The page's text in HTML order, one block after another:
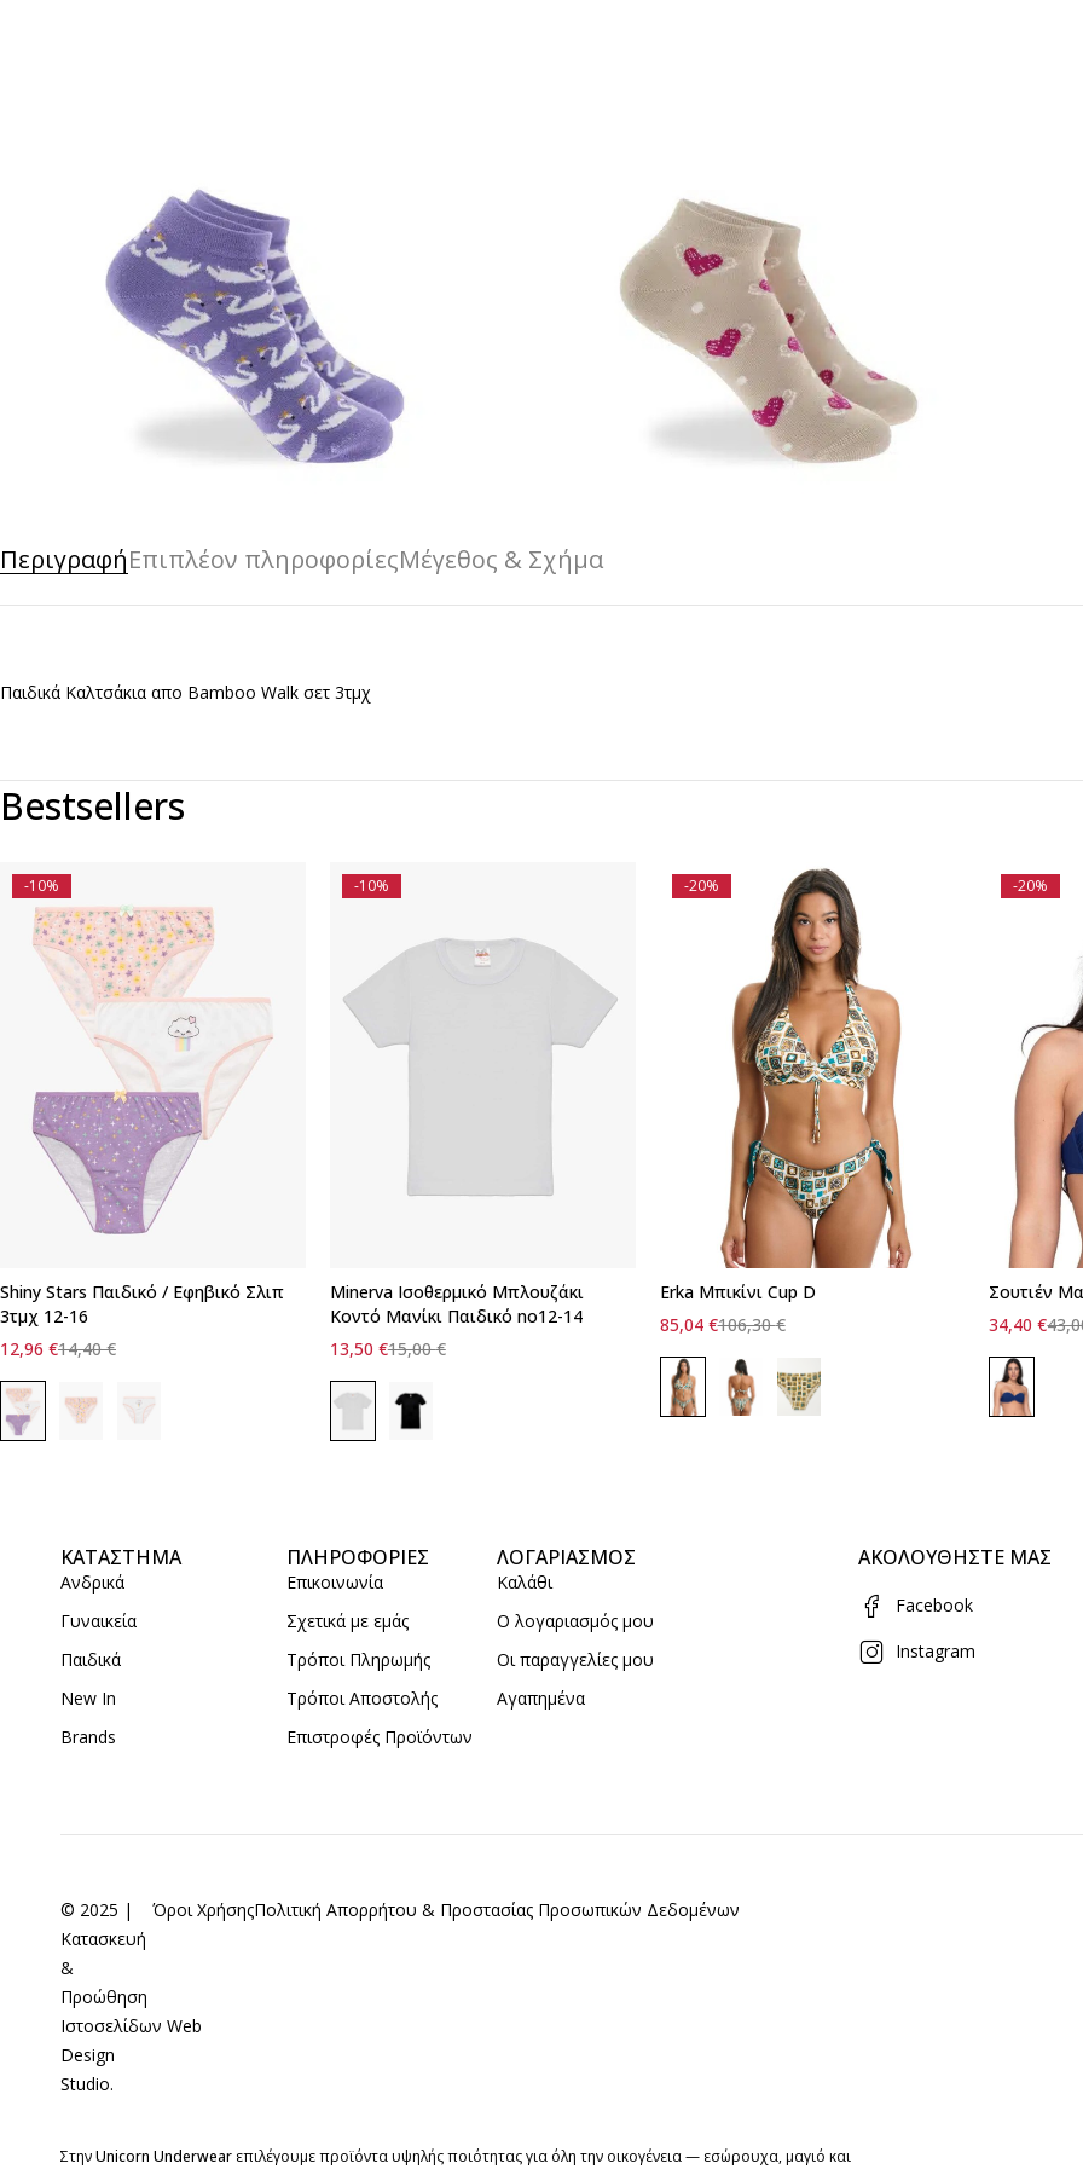
ΠεριγραφήΕπιπλέον πληροφορίεςΜέγεθος & Σχήμα
Παιδικά Καλτσάκια απο Bamboo Walk σετ 3τμχ
Bestsellers
-10%
Shiny Stars Παιδικό / Εφηβικό Σλιπ
3τμχ 12-16
14,40€
12,96 €
-10%
Minerva Iσοθερμικό Μπλουζάκι
Κοντό Μανίκι Παιδικό no12-14
15,00€
13,50 €
-20%
Erka Μπικίνι Cup D
106,30€
85,04 €
-20%
Σουτιέν
34,40€
ΚΑΤΑΣΤΗΜΑ
Ανδρικά
Γυναικεία
Παιδικά
New In
Brands
ΠΛΗΡΟΦΟΡΙΕΣ
Επικοινωνία
Σχετικά με εμάς
Τρόποι Πληρωμής
Τρόποι Αποστολής
Επιστροφές Προϊόντων
ΛΟΓΑΡΙΑΣΜΟΣ
Καλάθι
Ο λογαριασμός μου
Οι παραγγελίες μου
Αγαπημένα
ΑΚΟΛΟΥΘΗΣΤΕ ΜΑΣ
Facebook
Instagram
© 2025 |
Κατασκευή
&
Προώθηση
Ιστοσελίδων Web
Design
Studio.
Όροι ΧρήσηςΠολιτική Απορρήτου & Προστασίας Προσωπικών Δεδομένων
ΣτηνUnicorn Underwear επιλέγουμε προϊόντα υψηλής ποιότητας για όλη την οικογένεια — εσώρουχα, μαγιό και